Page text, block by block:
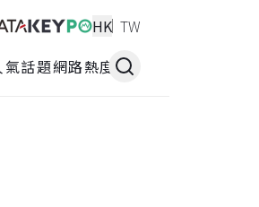
HK TW
氣話題網路熱度